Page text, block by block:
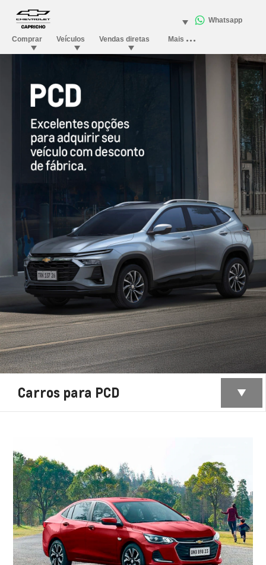
Carros para PCD